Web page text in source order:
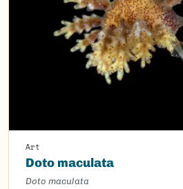
Art
Doto maculata
Doto maculata